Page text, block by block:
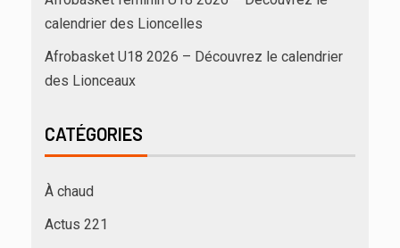
calendrier des Lioncelles
Afrobasket U18 2026 – Découvrez le calendrier
des Lionceaux
CATÉGORIES
À chaud
Actus 221